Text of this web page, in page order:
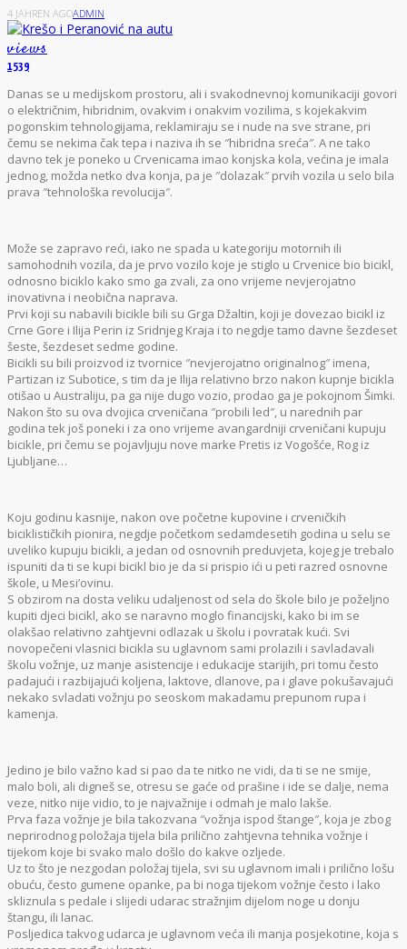
4 JAHREN AGOADMIN
views
1539
Danas se u medijskom prostoru, ali i svakodnevnoj komunikaciji govori
o električnim, hibridnim, ovakvim i onakvim vozilima, s kojekakvim
pogonskim tehnologijama, reklamiraju se i nude na sve strane, pri
čemu se nekima čak tepa i naziva ih se ″hibridna sreća″. A ne tako
davno tek je poneko u Crvenicama imao konjska kola, većina je imala
jednog, možda netko dva konja, pa je ″dolazak″ prvih vozila u selo bila
prava ″tehnološka revolucija″.
Može se zapravo reći, iako ne spada u kategoriju motornih ili
samohodnih vozila, da je prvo vozilo koje je stiglo u Crvenice bio bicikl,
odnosno biciklo kako smo ga zvali, za ono vrijeme nevjerojatno
inovativna i neobična naprava.
Prvi koji su nabavili bicikle bili su Grga Džaltin, koji je dovezao bicikl iz
Crne Gore i Ilija Perin iz Sridnjeg Kraja i to negdje tamo davne šezdeset
šeste, šezdeset sedme godine.
Bicikli su bili proizvod iz tvornice ″nevjerojatno originalnog″ imena,
Partizan iz Subotice, s tim da je Ilija relativno brzo nakon kupnje bicikla
otišao u Australiju, pa ga nije dugo vozio, prodao ga je pokojnom Šimki.
Nakon što su ova dvojica crveničana ″probili led″, u narednih par
godina tek još poneki i za ono vrijeme avangardniji crveničani kupuju
bicikle, pri čemu se pojavljuju nove marke Pretis iz Vogošće, Rog iz
Ljubljane…
Koju godinu kasnije, nakon ove početne kupovine i crveničkih
biciklističkih pionira, negdje početkom sedamdesetih godina u selu se
uveliko kupuju bicikli, a jedan od osnovnih preduvjeta, kojeg je trebalo
ispuniti da ti se kupi bicikl bio je da si prispio ići u peti razred osnovne
škole, u Mesi’ovinu.
S obzirom na dosta veliku udaljenost od sela do škole bilo je poželjno
kupiti djeci bicikl, ako se naravno moglo financijski, kako bi im se
olakšao relativno zahtjevni odlazak u školu i povratak kući. Svi
novopečeni vlasnici bicikla su uglavnom sami prolazili i savladavali
školu vožnje, uz manje asistencije i edukacije starijih, pri tomu često
padajući i razbijajući koljena, laktove, dlanove, pa i glave pokušavajući
nekako svladati vožnju po seoskom makadamu prepunom rupa i
kamenja.
Jedino je bilo važno kad si pao da te nitko ne vidi, da ti se ne smije,
malo boli, ali digneš se, otresu se gaće od prašine i ide se dalje, nema
veze, nitko nije vidio, to je najvažnije i odmah je malo lakše.
Prva faza vožnje je bila takozvana ″vožnja ispod štange″, koja je zbog
neprirodnog položaja tijela bila prilično zahtjevna tehnika vožnje i
tijekom koje bi svako malo došlo do kakve ozljede.
Uz to što je nezgodan položaj tijela, svi su uglavnom imali i prilično lošu
obuću, često gumene opanke, pa bi noga tijekom vožnje često i lako
skliznula s pedale i slijedi udarac stražnjim dijelom noge u donju
štangu, ili lanac.
Posljedica takvog udarca je uglavnom veća ili manja posjekotine, koja s